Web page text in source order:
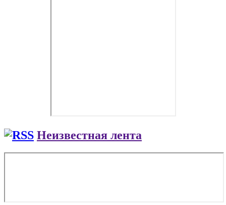
Неизвестная лента